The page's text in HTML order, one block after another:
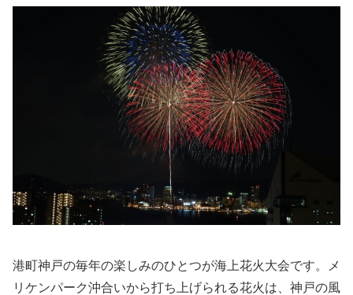
港町神戸の毎年の楽しみのひとつが海上花火大会です。メ
リケンパーク沖合いから打ち上げられる花火は、神戸の風